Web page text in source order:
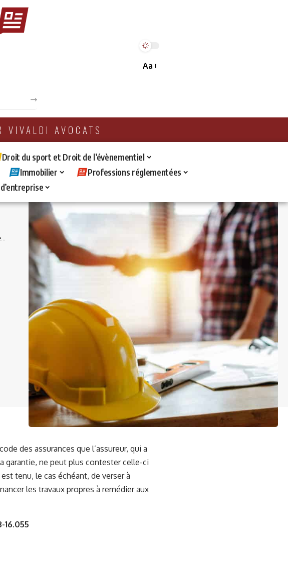
Aa
VIVALDI AVOCATS
Droit du sport et Droit de l’évènementiel
Immobilier
Professions réglementées
des assurances que l’assureur, qui a
garantie, ne peut plus contester celle-ci
tenu, le cas échéant, de verser à
les travaux propres à remédier aux
16.055